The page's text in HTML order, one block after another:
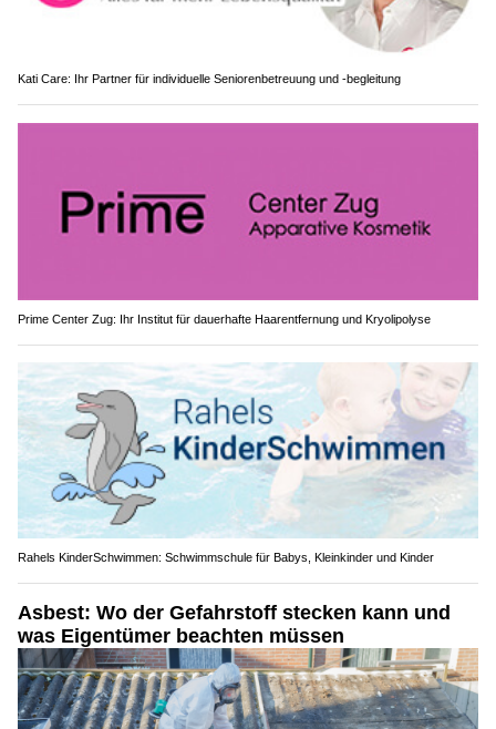
Kati Care: Ihr Partner für individuelle Seniorenbetreuung und -begleitung
Prime Center Zug: Ihr Institut für dauerhafte Haarentfernung und Kryolipolyse
Rahels KinderSchwimmen: Schwimmschule für Babys, Kleinkinder und Kinder
Asbest: Wo der Gefahrstoff stecken kann und
was Eigentümer beachten müssen